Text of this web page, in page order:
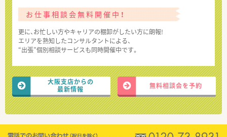
お仕事相談会無料開催中！
更に、お忙しい方やキャリアの棚卸がしたい方に朗報!
エリアを熟知したコンサルタントによる、
“出張”個別相談サービスも同時開催中です。
大阪支店からの
最新情報
無料相談会を予約